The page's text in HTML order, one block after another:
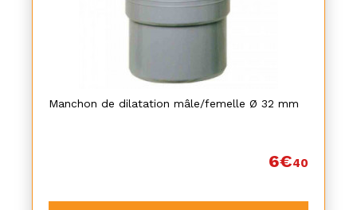
Manchon de dilatation mâle/femelle Ø 32 mm
6€40